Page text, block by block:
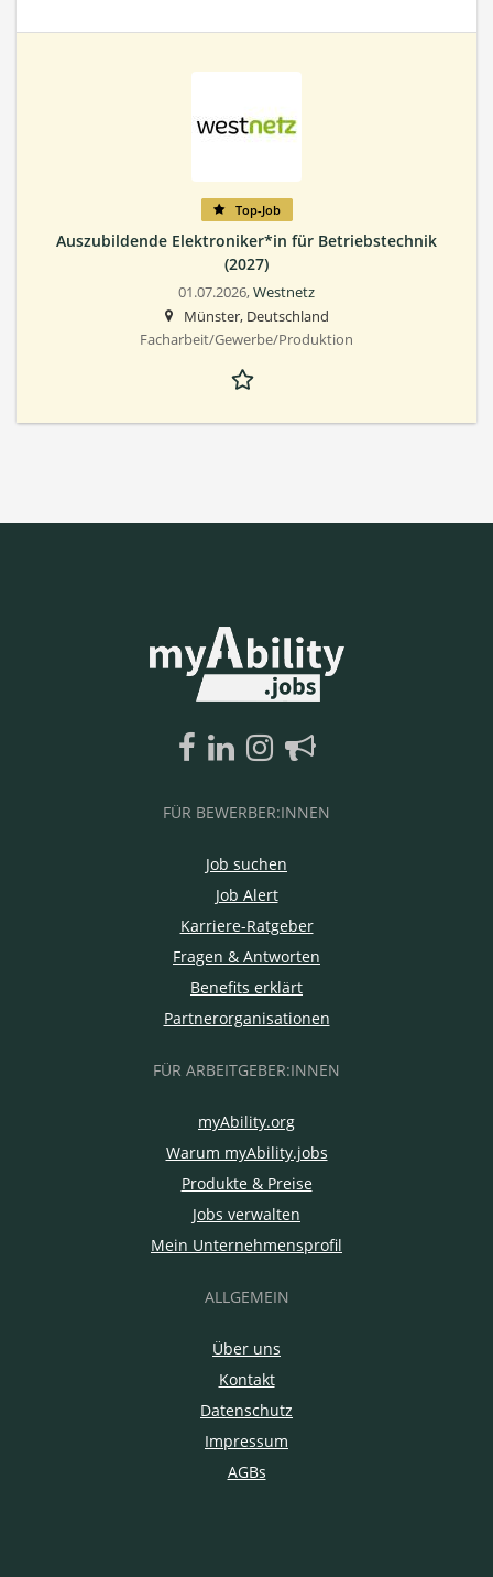
Top-Job
Auszubildende Elektroniker*in für Betriebstechnik
(2027)
01.07.2026,Westnetz
Münster, Deutschland
Facharbeit/Gewerbe/Produktion
FÜR BEWERBER:INNEN
Job suchen
Job Alert
Karriere-Ratgeber
Fragen & Antworten
Benefits erklärt
Partnerorganisationen
FÜR ARBEITGEBER:INNEN
myAbility.org
Warum myAbility.jobs
Produkte & Preise
Jobs verwalten
Mein Unternehmensprofil
ALLGEMEIN
Über uns
Kontakt
Datenschutz
Impressum
AGBs